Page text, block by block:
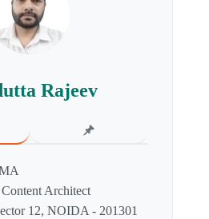
Rajeev
Architect
12, NOIDA - 201301